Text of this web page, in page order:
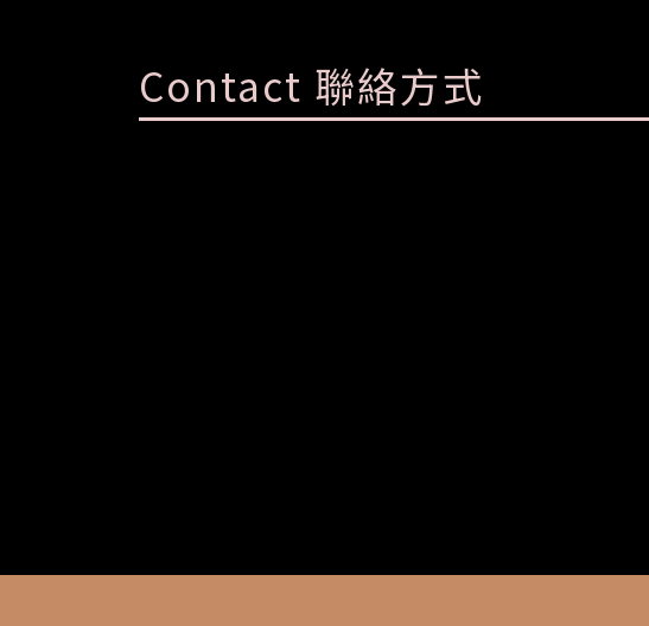
Contact 聯絡方式